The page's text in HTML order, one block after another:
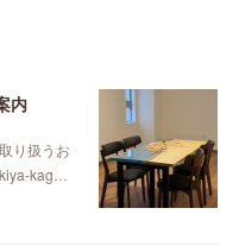
内
り扱うお
kag…